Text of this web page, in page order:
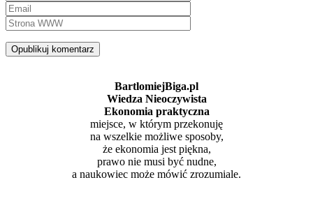
BartlomiejBiga.pl
Wiedza Nieoczywista
Ekonomia praktyczna
miejsce, w którym przekonuję
na wszelkie możliwe sposoby,
że ekonomia jest piękna,
prawo nie musi być nudne,
a naukowiec może mówić zrozumiale.